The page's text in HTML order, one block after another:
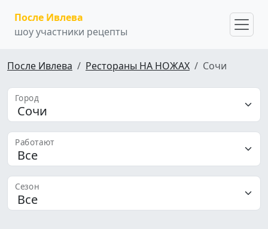
После Ивлева
шоу участники рецепты
После Ивлева Рестораны НА НОЖАХ Сочи
Город
Работают
Сезон